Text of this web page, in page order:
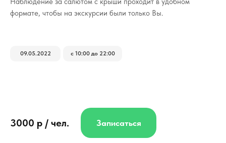
формате, чтобы на экскурсии были только Вы.
3000 р / чел.
09.05.2022 с 10:00 до 22:00
Записаться